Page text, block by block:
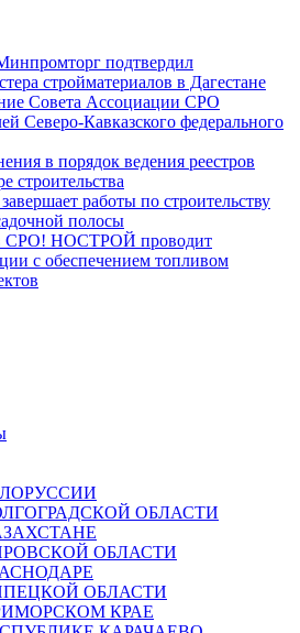
подтвердил
стройматериалов в Дагестане
Совета Ассоциации СРО
Северо-Кавказского федерального
в порядок ведения реестров
строительства
работы по строительству
полосы
СРО! НОСТРОЙ проводит
с обеспечением топливом
ОБЛАСТИ
ОБЛАСТИ
ОБЛАСТИ
КРАЕ